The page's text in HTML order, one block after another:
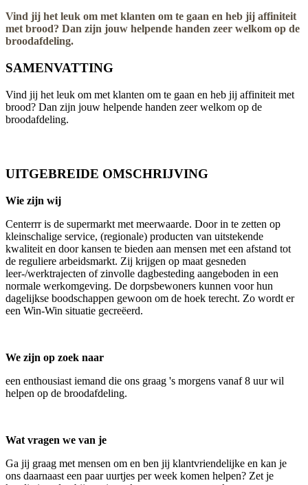
Vind jij het leuk om met klanten om te gaan en heb jij affiniteit
met brood? Dan zijn jouw helpende handen zeer welkom op de
broodafdeling.
SAMENVATTING
Vind jij het leuk om met klanten om te gaan en heb jij affiniteit met
brood? Dan zijn jouw helpende handen zeer welkom op de
broodafdeling.
UITGEBREIDE OMSCHRIJVING
Wie zijn wij
Centerrr is de supermarkt met meerwaarde. Door in te zetten op
kleinschalige service, (regionale) producten van uitstekende
kwaliteit en door kansen te bieden aan mensen met een afstand tot
de reguliere arbeidsmarkt. Zij krijgen op maat gesneden
leer-/werktrajecten of zinvolle dagbesteding aangeboden in een
normale werkomgeving. De dorpsbewoners kunnen voor hun
dagelijkse boodschappen gewoon om de hoek terecht. Zo wordt er
een Win-Win situatie gecreëerd.
We zijn op zoek naar
een enthousiast iemand die ons graag 's morgens vanaf 8 uur wil
helpen op de broodafdeling.
Wat vragen we van je
Ga jij graag met mensen om en ben jij klantvriendelijke en kan je
ons daarnaast een paar uurtjes per week komen helpen? Zet je